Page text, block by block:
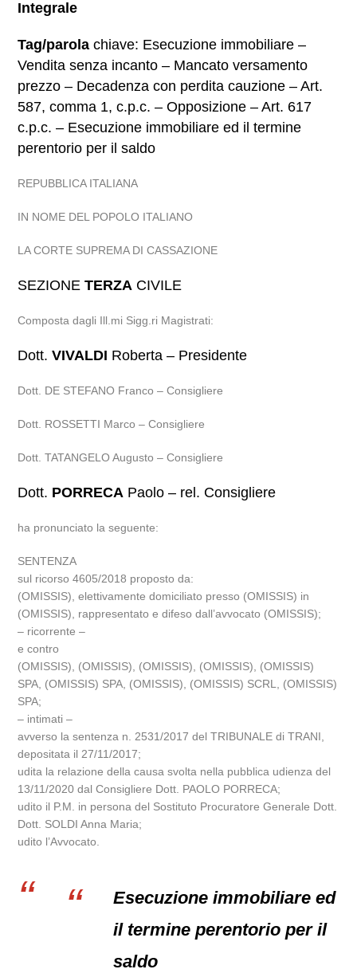
Integrale
Tag/parola chiave: Esecuzione immobiliare –
Vendita senza incanto – Mancato versamento
prezzo – Decadenza con perdita cauzione – Art.
587, comma 1, c.p.c. – Opposizione – Art. 617
c.p.c. – Esecuzione immobiliare ed il termine
perentorio per il saldo
REPUBBLICA ITALIANA
IN NOME DEL POPOLO ITALIANO
LA CORTE SUPREMA DI CASSAZIONE
SEZIONETERZA CIVILE
Composta dagli Ill.mi Sigg.ri Magistrati:
Dott.VIVALDI Roberta – Presidente
Dott. DE STEFANO Franco – Consigliere
Dott. ROSSETTI Marco – Consigliere
Dott. TATANGELO Augusto – Consigliere
Dott. PORRECA Paolo – rel. Consigliere
ha pronunciato la seguente:
SENTENZA
sul ricorso 4605/2018 proposto da:
(OMISSIS), elettivamente domiciliato presso (OMISSIS) in
(OMISSIS), rappresentato e difeso dall’avvocato (OMISSIS);
– ricorrente –
e contro
(OMISSIS), (OMISSIS), (OMISSIS), (OMISSIS), (OMISSIS)
SPA, (OMISSIS) SPA, (OMISSIS), (OMISSIS) SCRL, (OMISSIS)
SPA;
– intimati –
avverso la sentenza n. 2531/2017 del TRIBUNALE di TRANI,
depositata il 27/11/2017;
udita la relazione della causa svolta nella pubblica udienza del
13/11/2020 dal Consigliere Dott. PAOLO PORRECA;
udito il P.M. in persona del Sostituto Procuratore Generale Dott.
Dott. SOLDI Anna Maria;
udito l’Avvocato.
Esecuzione immobiliare ed
il termine perentorio per il
saldo